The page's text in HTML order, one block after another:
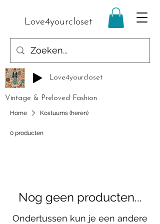
Love4yourcloset
Vintage & Preloved Fashion
Love4yourcloset
Home Kostuums (heren)
0 producten
Nog geen producten...
Ondertussen kun je een andere